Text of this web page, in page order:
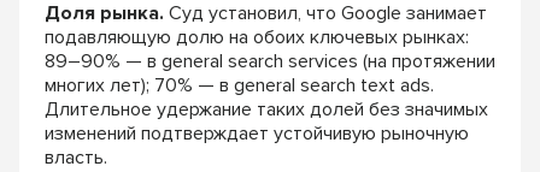
Доля рынка. Суд установил, что Google занимает
подавляющую долю на обоих ключевых рынках:
89–90% — в general search services (на протяжении
многих лет); 70% — в general search text ads.
Длительное удержание таких долей без значимых
изменений подтверждает устойчивую рыночную
власть.